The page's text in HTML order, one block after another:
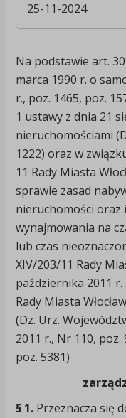
25-11-2024
Na podstawie art.
marca 1990 r. o
r., poz. 1465, poz.
1 ustawy z dnia 21
nieruchomościami
1222) oraz w
11 Rady Miasta
sprawie zasad
nieruchomości oraz
wynajmowania na
lub czas
XIV/203/11 Rady
października 2011 r.
Rady Miasta
(Dz. Urz.
2011 r., Nr 110, poz.
poz. 5381)
§ 1. Przeznacza się